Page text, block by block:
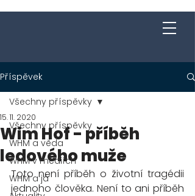
Příspěvek
Všechny příspěvky
WHM a věda
WHM v médiích
WHM a já
Všechny příspěvky
Wim Hof - příběh
ledového muže
15. 11. 2020
Toto není příběh o životní tragédii
jednoho člověka. Není to ani příběh